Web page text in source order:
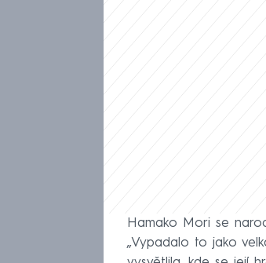
Hamako Mori se
„Vypadalo to jako